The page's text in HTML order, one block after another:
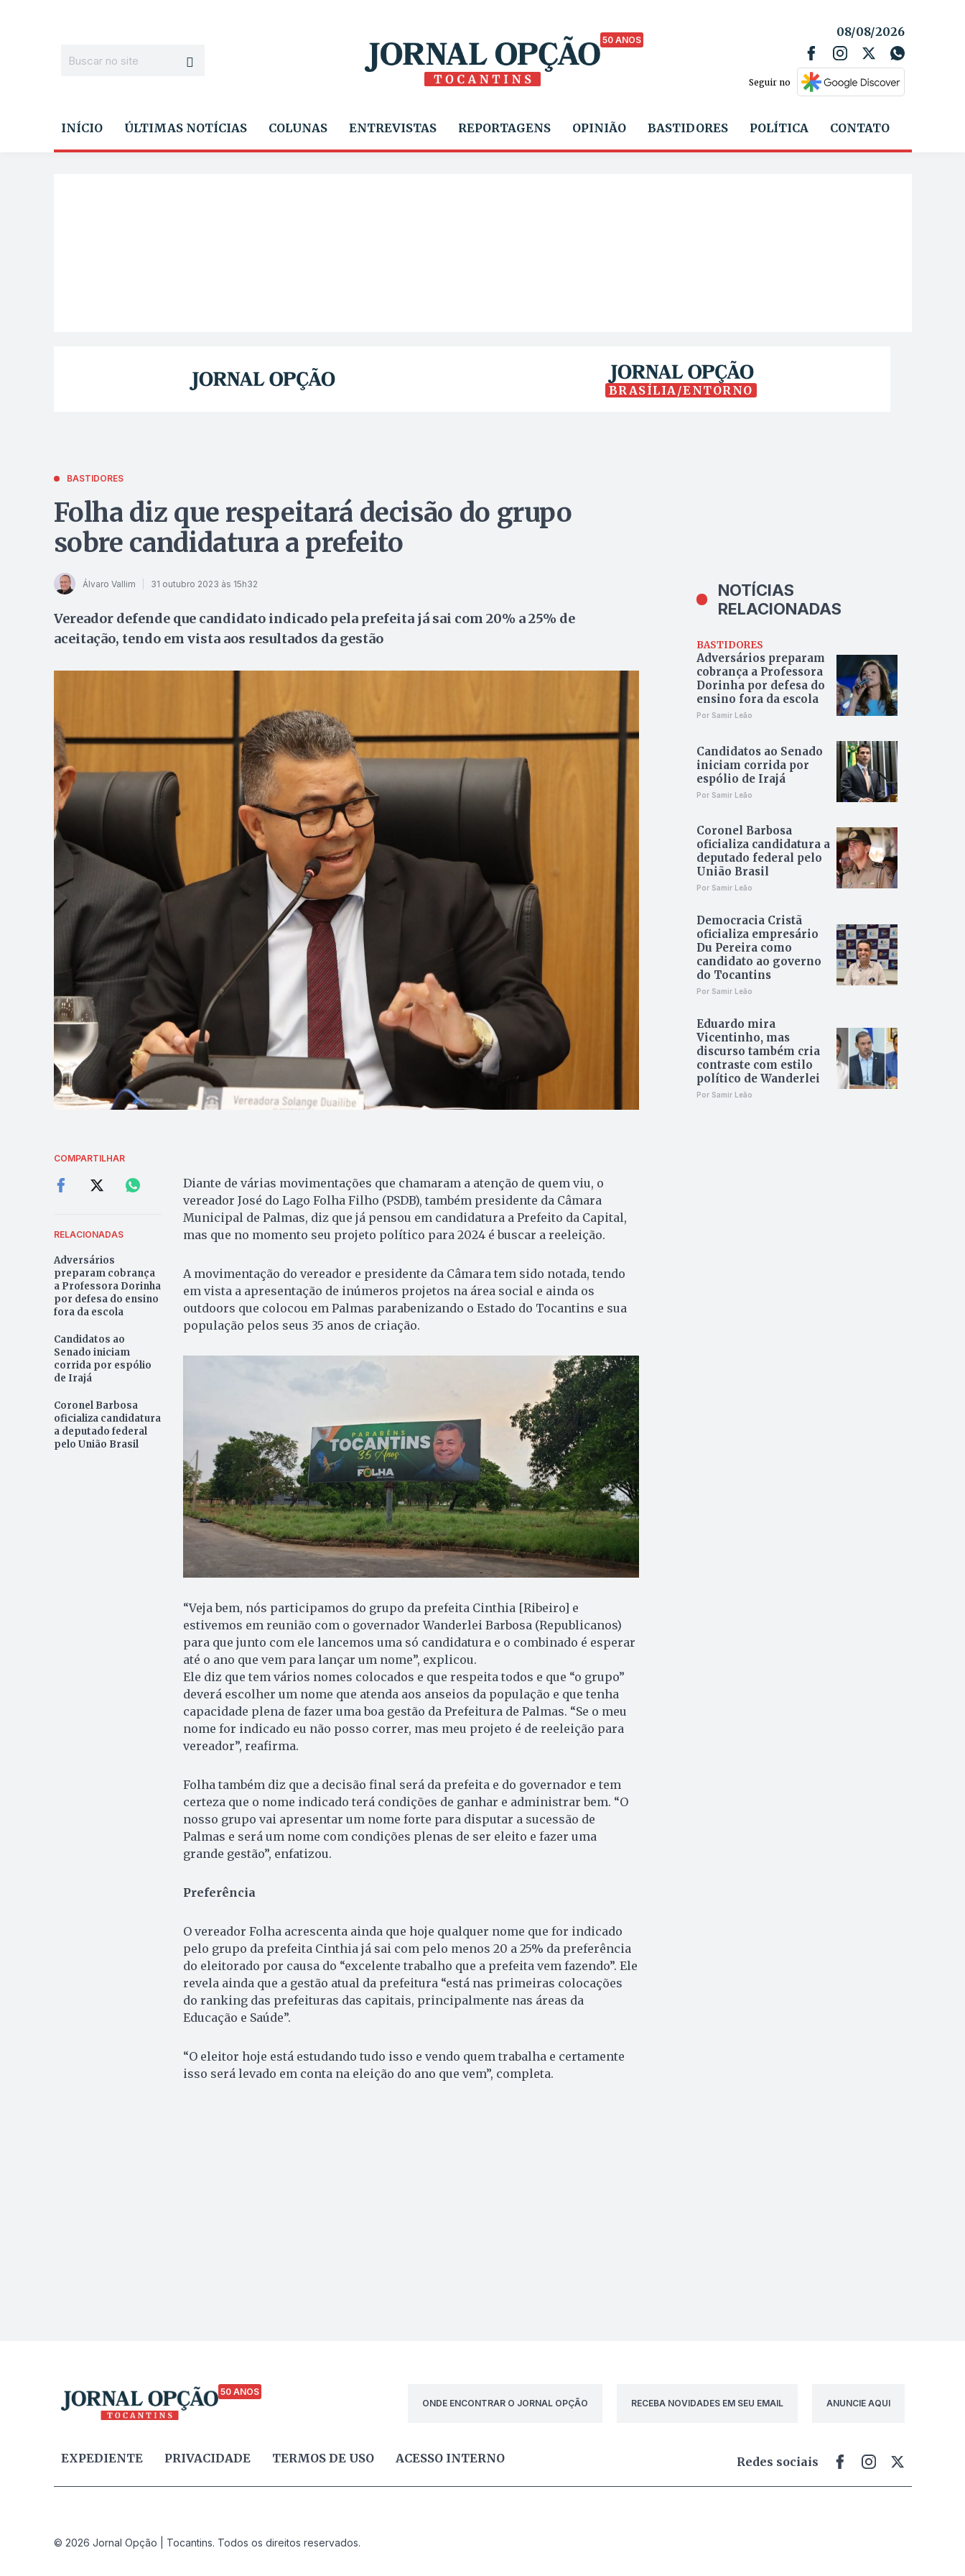
50 ANOS
08/08/2026
Seguir no
INÍCIO ÚLTIMAS NOTÍCIAS COLUNAS ENTREVISTAS REPORTAGENS OPINIÃO BASTIDORES POLÍTICA CONTATO
BRASÍLIA/ENTORNO
BASTIDORES
Folha diz que respeitará decisão do grupo
sobre candidatura a prefeito
Álvaro Vallim 31 outubro 2023 às 15h32
Vereador defende que candidato indicado pela prefeita já sai com 20% a 25% de
aceitação, tendo em vista aos resultados da gestão
COMPARTILHAR
RELACIONADAS
Adversários
preparam cobrança
a Professora Dorinha
por defesa do ensino
fora da escola
Candidatos ao
Senado iniciam
corrida por espólio
de Irajá
Coronel Barbosa
oficializa candidatura
a deputado federal
pelo União Brasil
Diante de várias movimentações que chamaram a atenção de quem viu, o
vereador José do Lago Folha Filho (PSDB), também presidente da Câmara
Municipal de Palmas, diz que já pensou em candidatura a Prefeito da Capital,
mas que no momento seu projeto político para 2024 é buscar a reeleição.
A movimentação do vereador e presidente da Câmara tem sido notada, tendo
em vista a apresentação de inúmeros projetos na área social e ainda os
outdoors que colocou em Palmas parabenizando o Estado do Tocantins e sua
população pelos seus 35 anos de criação.
“Veja bem, nós participamos do grupo da prefeita Cinthia [Ribeiro] e
estivemos em reunião com o governador Wanderlei Barbosa (Republicanos)
para que junto com ele lancemos uma só candidatura e o combinado é esperar
até o ano que vem para lançar um nome”, explicou.
Ele diz que tem vários nomes colocados e que respeita todos e que “o grupo”
deverá escolher um nome que atenda aos anseios da população e que tenha
capacidade plena de fazer uma boa gestão da Prefeitura de Palmas. “Se o meu
nome for indicado eu não posso correr, mas meu projeto é de reeleição para
vereador”, reafirma.
Folha também diz que a decisão final será da prefeita e do governador e tem
certeza que o nome indicado terá condições de ganhar e administrar bem. “O
nosso grupo vai apresentar um nome forte para disputar a sucessão de
Palmas e será um nome com condições plenas de ser eleito e fazer uma
grande gestão”, enfatizou.
Preferência
O vereador Folha acrescenta ainda que hoje qualquer nome que for indicado
pelo grupo da prefeita Cinthia já sai com pelo menos 20 a 25% da preferência
do eleitorado por causa do “excelente trabalho que a prefeita vem fazendo”. Ele
revela ainda que a gestão atual da prefeitura “está nas primeiras colocações
do ranking das prefeituras das capitais, principalmente nas áreas da
Educação e Saúde”.
“O eleitor hoje está estudando tudo isso e vendo quem trabalha e certamente
isso será levado em conta na eleição do ano que vem”, completa.
NOTÍCIAS
RELACIONADAS
BASTIDORES
Adversários preparam
cobrança a Professora
Dorinha por defesa do
ensino fora da escola
Por Samir Leão
Candidatos ao Senado
iniciam corrida por
espólio de Irajá
Por Samir Leão
Coronel Barbosa
oficializa candidatura a
deputado federal pelo
União Brasil
Por Samir Leão
Democracia Cristã
oficializa empresário
Du Pereira como
candidato ao governo
do Tocantins
Por Samir Leão
Eduardo mira
Vicentinho, mas
discurso também cria
contraste com estilo
político de Wanderlei
Por Samir Leão
50 ANOS
ONDE ENCONTRAR O JORNAL OPÇÃO
RECEBA NOVIDADES EM SEU EMAIL ANUNCIE AQUI
EXPEDIENTE PRIVACIDADE TERMOS DE USO ACESSO INTERNO Redes sociais
© 2026 Jornal Opção | Tocantins. Todos os direitos reservados.